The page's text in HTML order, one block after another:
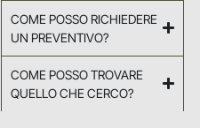
COME POSSO RICHIEDERE
UN PREVENTIVO?
COME POSSO TROVARE
QUELLO CHE CERCO?